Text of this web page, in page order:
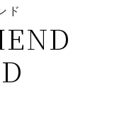
ド